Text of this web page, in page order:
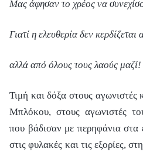
Μας άφησαν το χρέος να
Γιατί η ελευθερία δεν κερδίζεται
αλλά από όλους τους λαούς μαζί!
Τιμή και δόξα στους αγωνιστές
Μπλόκου, στους αγωνιστές
που βάδισαν με περηφάνια στα
στις φυλακές και τις εξορίες,